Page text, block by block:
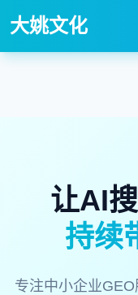
大姚文化
让AI
持续
专注中小企业GEO